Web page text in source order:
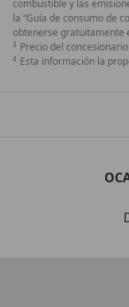
combustible y las
la “Guía de consumo de
obtenerse gratuitamente
3 Precio del concesionario
4 Esta información la